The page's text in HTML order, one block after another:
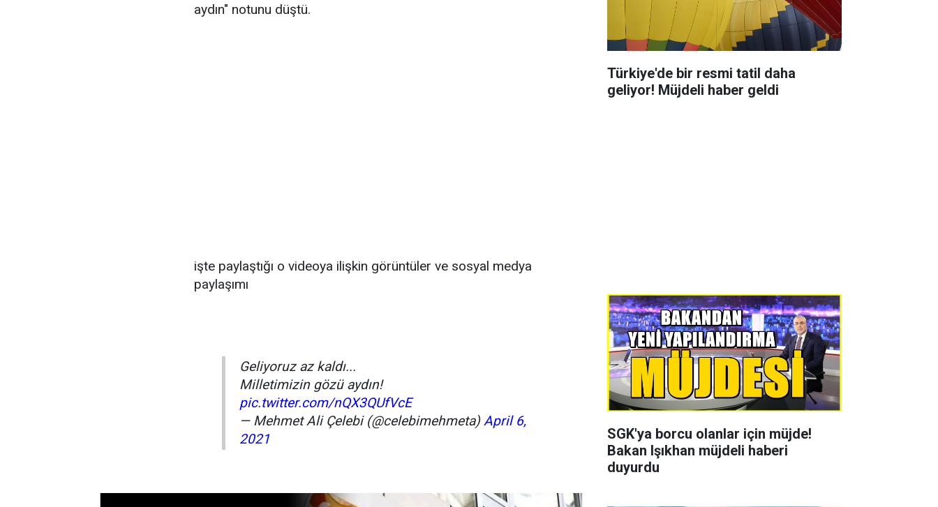
aydın" notunu düştü.
işte paylaştığı o videoya ilişkin görüntüler ve sosyal medya
paylaşımı
Geliyoruz az kaldı...
Milletimizin gözü aydın!
pic.twitter.com/nQX3QUfVcE
— Mehmet Ali Çelebi (@celebimehmeta)April 6,
2021
Türkiye'de bir resmi tatil daha
geliyor! Müjdeli haber geldi
SGK'ya borcu olanlar için müjde!
Bakan Işıkhan müjdeli haberi
duyurdu